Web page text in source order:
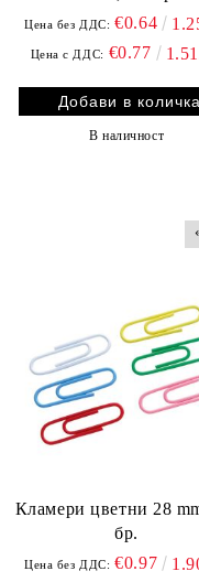
Цена без ДДС: €0.64
Цена с ДДС: €0.77
В наличност
Кламери цветни 28
бр.
Цена без ДДС: €0.97